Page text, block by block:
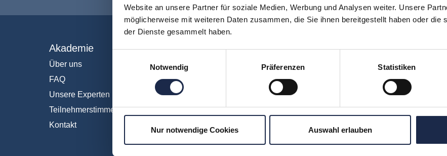
Website an unsere Partner für soziale Medien, Werbung und Analysen weiter. Unsere
möglicherweise mit weiteren Daten zusammen, die Sie ihnen bereitgestellt haben oder die
der Dienste gesammelt haben.
Notwendig
Präferenzen Statistiken
Nur notwendige Cookies Auswahl erlauben
Akademie
Über uns
FAQ
Unsere Experten
Teilnehmerstimmen
Kontakt
Fachbereiche
Abo & Subscription
Internationales
Formate
Konferenzen
Unternehmensbesuche
WebSeminare